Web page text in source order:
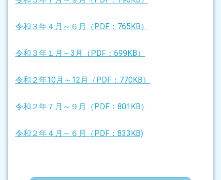
令和３年４月～６月（PDF：765KB）
令和３年１月～3月（PDF：699KB）
令和２年10月～12月（PDF：770KB）
令和２年７月～９月（PDF：801KB）
令和２年４月～６月（PDF：833KB)